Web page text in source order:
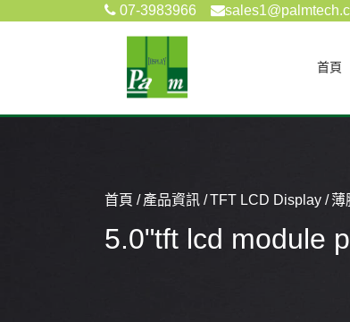
07-3983966
首頁
首頁 產品資訊 TFT LCD Display 薄
5.0"tft lcd module